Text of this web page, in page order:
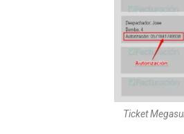
Ticket